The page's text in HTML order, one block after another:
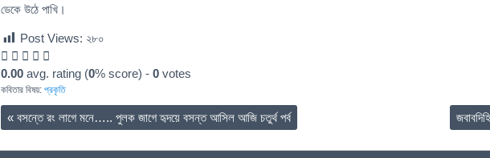
ডেকে উঠে পাখি।
Post Views: ২৮০
0.00 avg. rating (0% score) - 0 votes
কবিতার বিষয়: প্রকৃতি
« বসন্তে রং লাগে মনে….. পুলক জাগে হৃদয়ে বসন্ত আসিল আজি চতুর্থ পর্ব